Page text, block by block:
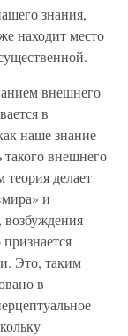
знания,
находит место
внешнего
в
наше знание
внешнего
делает
и
Это, таким
в